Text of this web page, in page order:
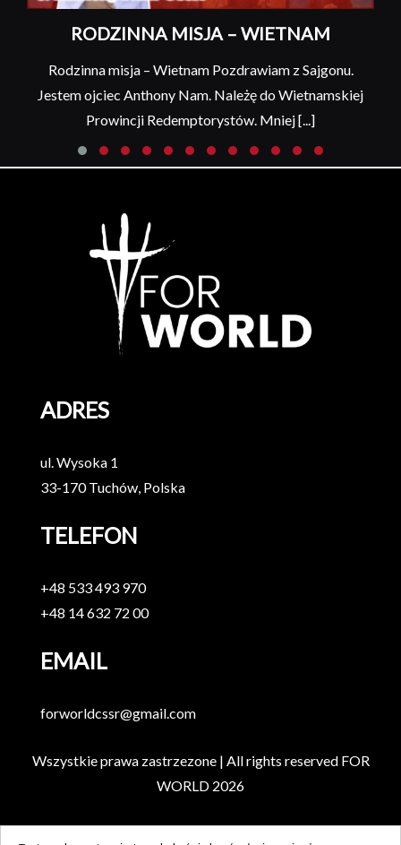
RODZINNA MISJA – WIETNAM
Rodzinna misja – Wietnam Pozdrawiam z Sajgonu.
Jestem ojciec Anthony Nam. Należę do Wietnamskiej
Prowincji Redemptorystów. Mniej [...]
ADRES
ul. Wysoka 1
33-170 Tuchów, Polska
TELEFON
+48 533 493 970
+48 14 632 72 00
EMAIL
forworldcssr@gmail.com
Wszystkie prawa zastrzezone | All rights reserved FOR
WORLD 2026